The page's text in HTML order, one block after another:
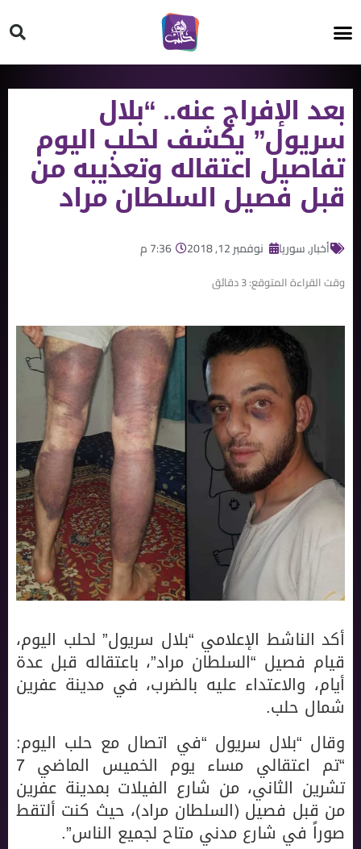
بعد الإفراج عنه.. “بلال
سريول” يكشف لحلب اليوم
تفاصيل اعتقاله وتعذيبه من
قبل فصيل السلطان مراد
أخبار,سوريا نوفمبر 12, 2018 7:36 م
وقت القراءة المتوقع:3دقائق
أكد الناشط الإعلامي “بلال سريول” لحلب اليوم،
قيام فصيل “السلطان مراد”، باعتقاله قبل عدة
أيام، والاعتداء عليه بالضرب، في مدينة عفرين
شمال حلب.
وقال “بلال سريول “في اتصال مع حلب اليوم:
“تم اعتقالي مساء يوم الخميس الماضي 7
تشرين الثاني، من شارع الفيلات بمدينة عفرين
من قبل فصيل (السلطان مراد)، حيث كنت ألتقط
صوراً في شارع مدني متاح لجميع الناس”.